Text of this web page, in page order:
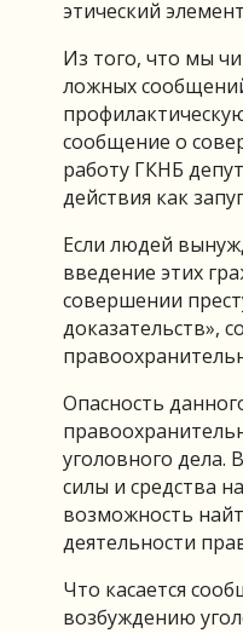
этический
Из того, что мы
ложных
сообщение о
работу ГКНБ
действия как
Если людей
введение этих
совершении
доказательств»,
Опасность
уголовного дела.
силы и средства
возможность
деятельности
Что касается
возбуждению